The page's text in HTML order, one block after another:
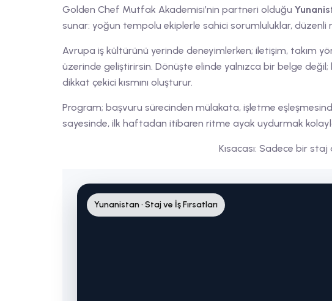
Golden Chef Mutfak Akademisi’nin partneri olduğu
sunar: yoğun tempolu ekiplerle sahici sorumluluklar,
Avrupa iş kültürünü yerinde deneyimlerken; iletişim, takım
üzerinde geliştirirsin. Dönüşte elinde yalnızca bir belge
dikkat çekici kısmını oluşturur.
Program; başvuru sürecinden mülakata, işletme
sayesinde, ilk haftadan itibaren ritme ayak uydurmak
Kısacası: Sadece bir staj
Yunanistan • Staj ve İş Fırsatları